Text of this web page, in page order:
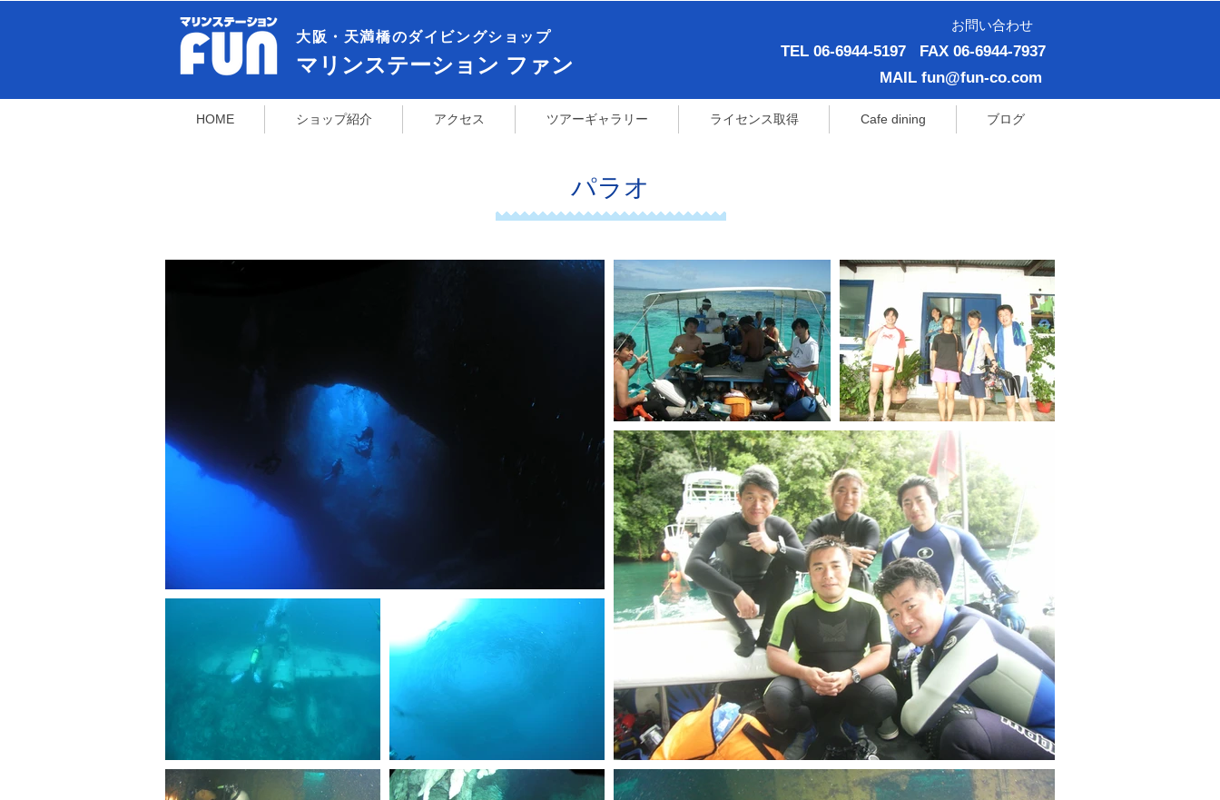
大阪・天満橋のダイビングショップ​
​マリンステーション ファン
お問い合わせ
TEL 06-6944-5197 FAX 06-6944-7937
MAIL fun@fun-co.com
HOME ショップ紹介 アクセス ツアーギャラリー ライセンス取得 Cafe dining ブログ
​パラオ